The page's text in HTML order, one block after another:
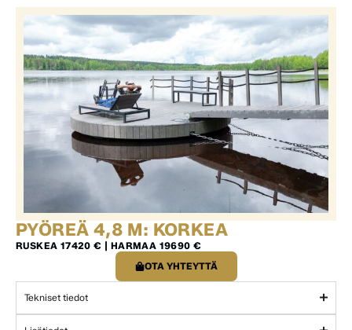
PYÖREÄ 4,8 M: KORKEA
RUSKEA 17420 € | HARMAA 19690 €
OTA YHTEYTTÄ
Tekniset tiedot